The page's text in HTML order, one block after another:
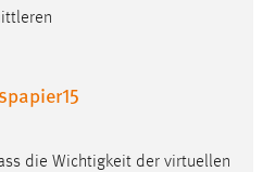
die Wichtigkeit der virtuellen